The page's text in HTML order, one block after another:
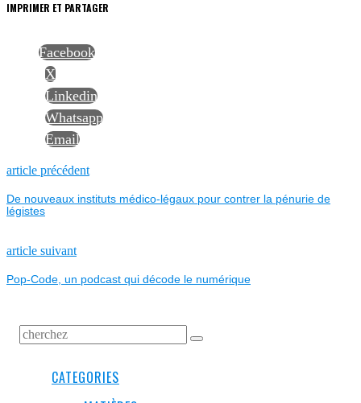
IMPRIMER ET PARTAGER
Facebook
X
Linkedin
Whatsapp
Email
NAVIGATION
DE
L’ARTICLE
article précédentPrevious
De nouveaux instituts médico-légaux pour contrer la pénurie de
légistes
article suivantNext
Pop-Code, un podcast qui décode le numérique
CATEGORIES